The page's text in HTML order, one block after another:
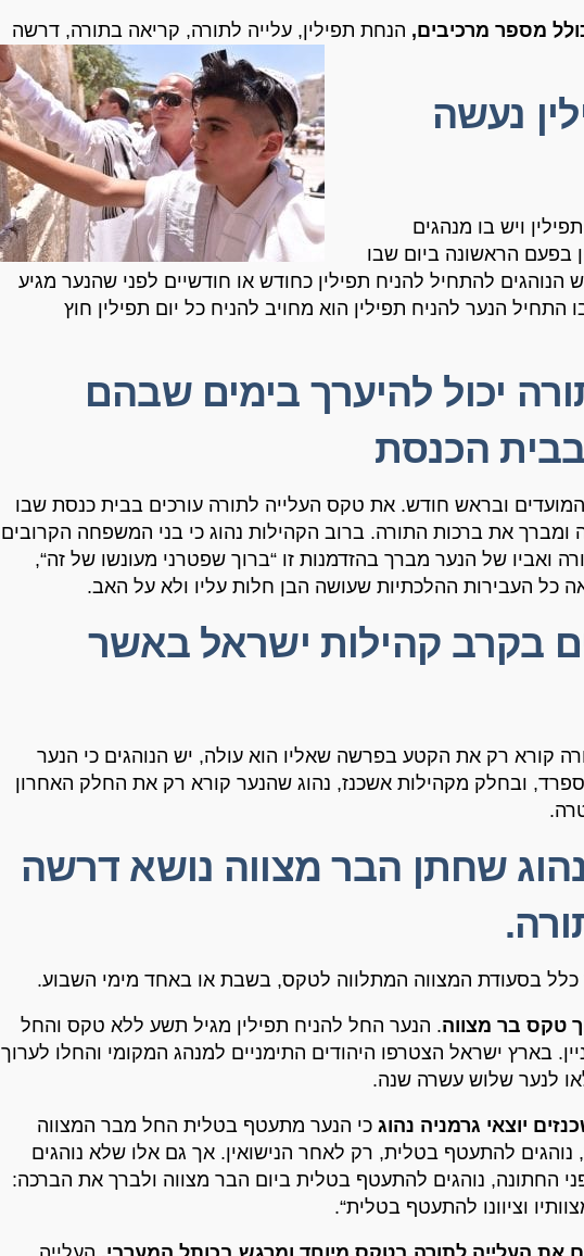
מספר מרכיבים, הנחת תפילין, עלייה לתורה, קריאה בתורה, דרשה
נעשה
ויש בו מנהגים
בפעם הראשונה ביום שבו
הנוהגים להתחיל להניח תפילין כחודש או חודשיים לפני שהנער מגיע
התחיל הנער להניח תפילין הוא מחויב להניח כל יום תפילין חוץ
יכול להיערך בימים שבהם
הכנסת
ובראש חודש. את טקס העלייה לתורה עורכים בבית כנסת שבו
ומברך את ברכות התורה. ברוב הקהילות נהוג כי בני המשפחה הקרובים
ואביו של הנער מברך בהזדמנות זו “ברוך שפטרני מעונשו של זה“,
כל העבירות ההלכתיות שעושה הבן חלות עליו ולא על האב.
בקרב קהילות ישראל באשר
קורא רק את הקטע בפרשה שאליו הוא עולה, יש הנוהגים כי הנער
, ובחלק מקהילות אשכנז, נהוג שהנער קורא רק את החלק האחרון
.
שחתן הבר מצווה נושא דרשה
.
בסעודת המצווה המתלווה לטקס, בשבת או באחד מימי השבוע.
טקס בר מצווה. הנער החל להניח תפילין מגיל תשע ללא טקס והחל
. בארץ ישראל הצטרפו היהודים התימניים למנהג המקומי והחלו לערוך
לנער שלוש עשרה שנה.
יוצאי גרמניה נהוג כי הנער מתעטף בטלית החל מבר המצווה
, נוהגים להתעטף בטלית, רק לאחר הנישואין. אך גם אלו שלא נוהגים
החתונה, נוהגים להתעטף בטלית ביום הבר מצווה ולברך את הברכה:
וציוונו להתעטף בטלית“.